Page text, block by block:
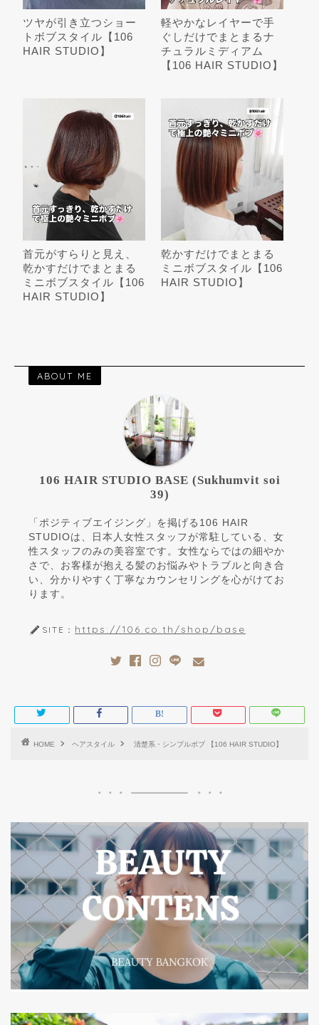
ツヤが引き立つショー
トボブスタイル【106
HAIR STUDIO】
軽やかなレイヤーで手
ぐしだけでまとまるナ
チュラルミディアム
【106 HAIR STUDIO】
首元がすらりと見え、
乾かすだけでまとまる
ミニボブスタイル【106
HAIR STUDIO】
乾かすだけでまとまる
ミニボブスタイル【106
HAIR STUDIO】
ABOUT ME
106 HAIR STUDIO BASE (Sukhumvit soi
39)
「ポジティブエイジング」を掲げる106 HAIR
STUDIOは、日本人女性スタッフが常駐している、女
性スタッフのみの美容室です。女性ならではの細やか
さで、お客様が抱える髪のお悩みやトラブルと向き合
い、分かりやすく丁寧なカウンセリングを心がけてお
ります。
SITE： https://106.co.th/shop/base
HOME ヘアスタイル 清楚系・シンプルボブ️ 【106 HAIR STUDIO】